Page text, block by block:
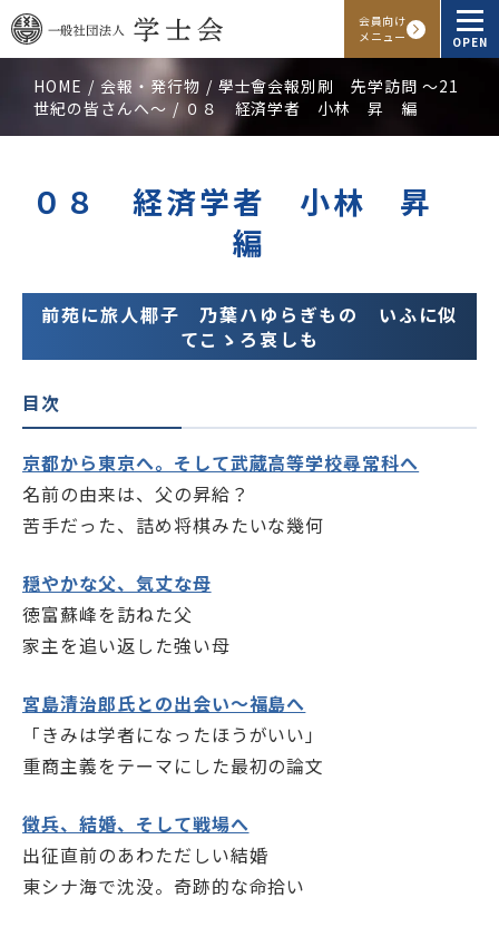
会員向け
メニュー
OPEN
学士会概要
会員向けサービス
FacebookInstagramLINE
学士会館
背景色変更
HOME 会報・発行物
學士會会報別刷 先学訪問 ～21
世紀の皆さんへ～
０８ 経済学者 小林 昇 編
０８ 経済学者 小林 昇
編
前苑に旅人椰子 乃葉ハゆらぎもの いふに似
てこゝろ哀しも
目次
京都から東京へ。そして武蔵高等学校尋常科へ
名前の由来は、父の昇給？
苦手だった、詰め将棋みたいな幾何
穏やかな父、気丈な母
徳富蘇峰を訪ねた父
家主を追い返した強い母
宮島清治郎氏との出会い～福島へ
「きみは学者になったほうがいい」
重商主義をテーマにした最初の論文
徴兵、結婚、そして戦場へ
出征直前のあわただしい結婚
東シナ海で沈没。奇跡的な命拾い